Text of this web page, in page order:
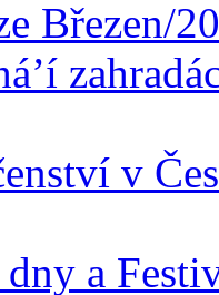
Březen/
v
dny a